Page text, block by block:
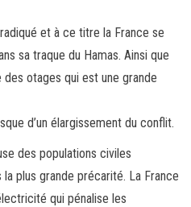
et à ce titre la France se
sa traque du Hamas. Ainsi que
des otages qui est une grande
d’un élargissement du conflit.
des populations civiles
plus grande précarité. La France
qui pénalise les